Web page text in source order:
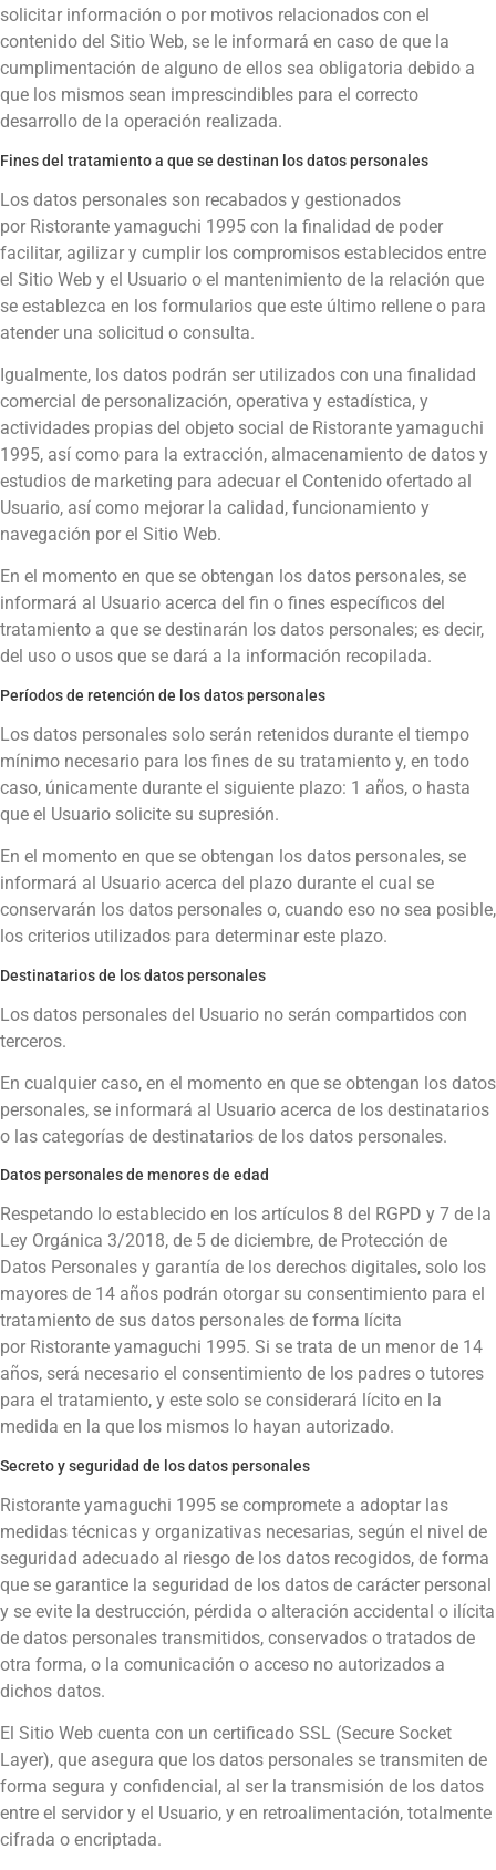
solicitar información o por motivos relacionados con el
contenido del Sitio Web, se le informará en caso de que la
cumplimentación de alguno de ellos sea obligatoria debido a
que los mismos sean imprescindibles para el correcto
desarrollo de la operación realizada.
Fines del tratamiento a que se destinan los datos personales
Los datos personales son recabados y gestionados
por Ristorante yamaguchi 1995 con la finalidad de poder
facilitar, agilizar y cumplir los compromisos establecidos entre
el Sitio Web y el Usuario o el mantenimiento de la relación que
se establezca en los formularios que este último rellene o para
atender una solicitud o consulta.
Igualmente, los datos podrán ser utilizados con una finalidad
comercial de personalización, operativa y estadística, y
actividades propias del objeto social de Ristorante yamaguchi
1995, así como para la extracción, almacenamiento de datos y
estudios de marketing para adecuar el Contenido ofertado al
Usuario, así como mejorar la calidad, funcionamiento y
navegación por el Sitio Web.
En el momento en que se obtengan los datos personales, se
informará al Usuario acerca del fin o fines específicos del
tratamiento a que se destinarán los datos personales; es decir,
del uso o usos que se dará a la información recopilada.
Períodos de retención de los datos personales
Los datos personales solo serán retenidos durante el tiempo
mínimo necesario para los fines de su tratamiento y, en todo
caso, únicamente durante el siguiente plazo: 1 años, o hasta
que el Usuario solicite su supresión.
En el momento en que se obtengan los datos personales, se
informará al Usuario acerca del plazo durante el cual se
conservarán los datos personales o, cuando eso no sea posible,
los criterios utilizados para determinar este plazo.
Destinatarios de los datos personales
Los datos personales del Usuario no serán compartidos con
terceros.
En cualquier caso, en el momento en que se obtengan los datos
personales, se informará al Usuario acerca de los destinatarios
o las categorías de destinatarios de los datos personales.
Datos personales de menores de edad
Respetando lo establecido en los artículos 8 del RGPD y 7 de la
Ley Orgánica 3/2018, de 5 de diciembre, de Protección de
Datos Personales y garantía de los derechos digitales, solo los
mayores de 14 años podrán otorgar su consentimiento para el
tratamiento de sus datos personales de forma lícita
por Ristorante yamaguchi 1995. Si se trata de un menor de 14
años, será necesario el consentimiento de los padres o tutores
para el tratamiento, y este solo se considerará lícito en la
medida en la que los mismos lo hayan autorizado.
Secreto y seguridad de los datos personales
Ristorante yamaguchi 1995 se compromete a adoptar las
medidas técnicas y organizativas necesarias, según el nivel de
seguridad adecuado al riesgo de los datos recogidos, de forma
que se garantice la seguridad de los datos de carácter personal
y se evite la destrucción, pérdida o alteración accidental o ilícita
de datos personales transmitidos, conservados o tratados de
otra forma, o la comunicación o acceso no autorizados a
dichos datos.
El Sitio Web cuenta con un certificado SSL (Secure Socket
Layer), que asegura que los datos personales se transmiten de
forma segura y confidencial, al ser la transmisión de los datos
entre el servidor y el Usuario, y en retroalimentación, totalmente
cifrada o encriptada.